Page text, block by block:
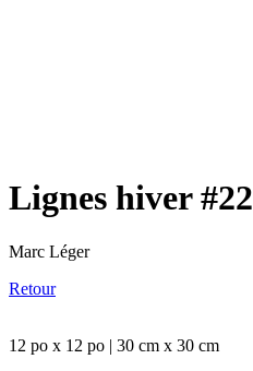
Lignes hiver #22
Marc Léger
Retour
12 po x 12 po | 30 cm x 30 cm